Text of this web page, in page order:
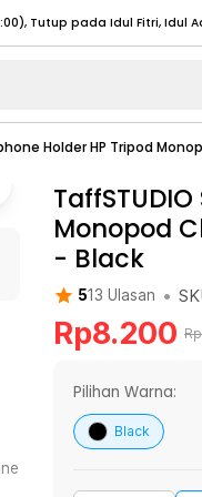
Tutup pada Idul Fitri
- 17:00) Selengkapnya
- 17:00)Selengkapnya
Tutup pada Idul Fitri
Tutup pada Idul Fitri
Tutup pada Idul Fitri
- 17:00) Selengkapnya
- 17:00)
Holder HP Tripod
Monopod
- Black
513 Ulasan •
Rp8.200 Rp
Pilihan Warna:
Black